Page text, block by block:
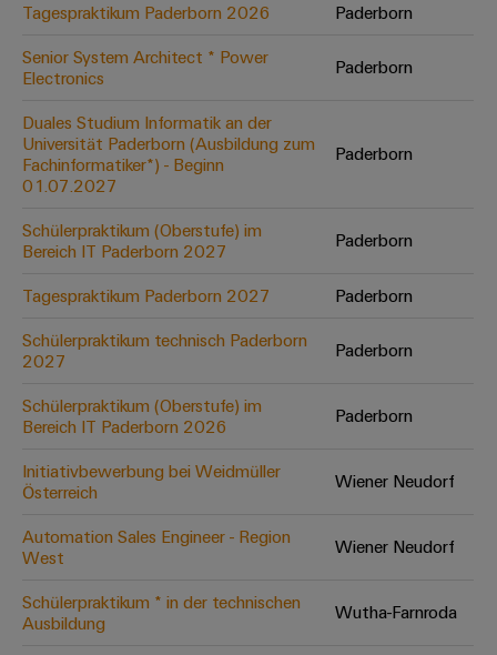
bestückte
Gehäuse
Kabelkonfektionierung
Produktinnovationen
Ihre Industrie.
im Bereich
Industrial
Tagespraktikum Paderborn 2026
Paderborn
Senior System Architect * Power
Electronics
Paderborn
Duales Studium Informatik an der
Universität Paderborn (Ausbildung zum
Fachinformatiker*) - Beginn
01.07.2027
Paderborn
Schülerpraktikum (Oberstufe) im
Bereich IT Paderborn 2027
Paderborn
Tagespraktikum Paderborn 2027
Paderborn
Schülerpraktikum technisch Paderborn
2027
Paderborn
Schülerpraktikum (Oberstufe) im
Bereich IT Paderborn 2026
Paderborn
Initiativbewerbung bei Weidmüller
Österreich
Wiener Neudorf
Automation Sales Engineer - Region
West
Wiener Neudorf
Schülerpraktikum * in der technischen
Ausbildung
Wutha-Farnroda